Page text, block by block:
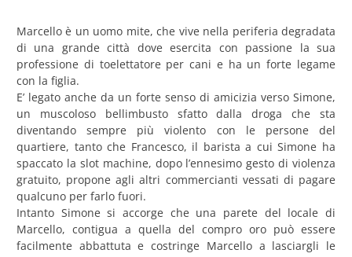
Marcello è un uomo mite, che vive nella periferia degradata
di una grande città dove esercita con passione la sua
professione di toelettatore per cani e ha un forte legame
con la figlia.
E’ legato anche da un forte senso di amicizia verso Simone,
un muscoloso bellimbusto sfatto dalla droga che sta
diventando sempre più violento con le persone del
quartiere, tanto che Francesco, il barista a cui Simone ha
spaccato la slot machine, dopo l’ennesimo gesto di violenza
gratuito, propone agli altri commercianti vessati di pagare
qualcuno per farlo fuori.
Intanto Simone si accorge che una parete del locale di
Marcello, contigua a quella del compro oro può essere
facilmente abbattuta e costringe Marcello a lasciargli le